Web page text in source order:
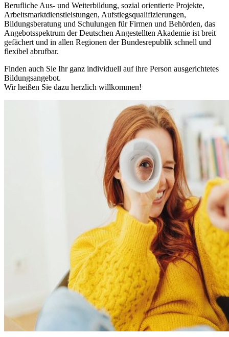
Berufliche Aus- und Weiterbildung, sozial orientierte Projekte,
Arbeitsmarktdienstleistungen, Aufstiegsqualifizierungen,
Bildungsberatung und Schulungen für Firmen und Behörden, das
Angebotsspektrum der Deutschen Angestellten Akademie ist breit
gefächert und in allen Regionen der Bundesrepublik schnell und
flexibel abrufbar.
Finden auch Sie Ihr ganz individuell auf ihre Person ausgerichtetes
Bildungsangebot.
Wir heißen Sie dazu herzlich willkommen!